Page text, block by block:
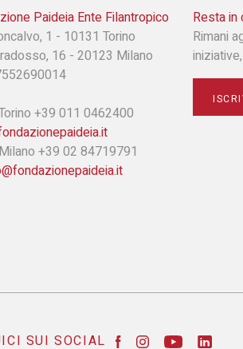
Paideia Ente Filantropico
1 - 10131 Torino
16 - 20123 Milano
+39 011 0462400
+39 02 84719791
Resta in
Rimani
SUI SOCIAL